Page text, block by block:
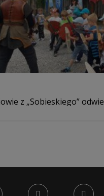
z „Sobieskiego”